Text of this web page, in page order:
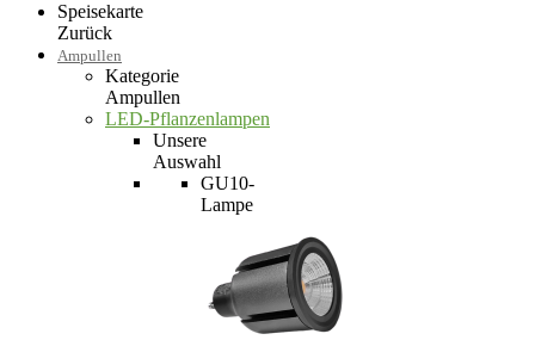
Speisekarte
Zurück
Ampullen
Kategorie
Ampullen
LED-Pflanzenlampen
Unsere
Auswahl
GU10-
Lampe